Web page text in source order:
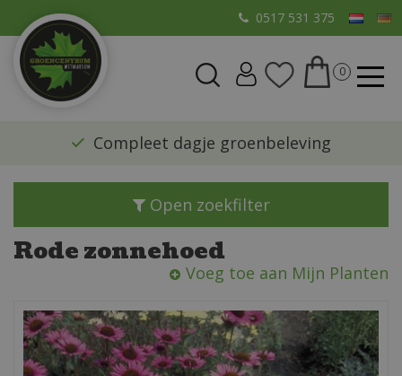
a
0517 531 375
​Compleet dagje groenbeleving
Open zoekfilter
Rode zonnehoed
Voeg toe aan Mijn Planten